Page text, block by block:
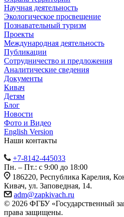
Научная деятельность
Экологическое просвещение
Познавательный туризм
Проекты
Международная деятельность
Публикации
Сотрудничество и предложения
Аналитические сведения
Документы
Кивач
Детям
Блог
Новости
Фото и Видео
English Version
Наши контакты
+7-8142-445033
Пн. – Пт.: с 9:00 до 18:00
186220, Республика Карелия,
Кивач, ул. Заповедная, 14.
adm@zapkivach.ru
© 2026 ФГБУ «Государственный
права защищены.